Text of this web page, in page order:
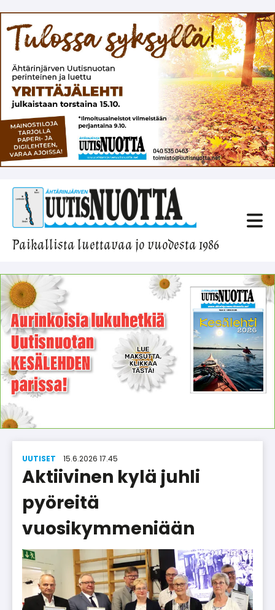
Paikallista luettavaa jo vuodesta 1986
UUTISET 15.6.2026 17.45
Aktiivinen kylä juhli
pyöreitä
vuosikymmeniään